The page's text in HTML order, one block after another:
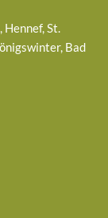
Hennef, St.
Bad